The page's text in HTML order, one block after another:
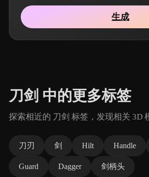
生成
刀剑 中的更多标签
探索相近的 刀剑 标签，发现相关 3D
刀刃 剑 Hilt Handle
Guard Dagger 剑柄头